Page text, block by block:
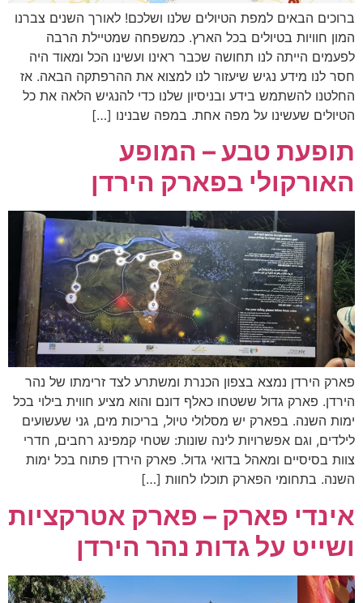
ברוכים הבאים למפת הטיולים שלנו ושלכם! לאורך השנים צברנו
המון חוויות בטיולים בכל הארץ. כמשפחה שמטיילת הרבה
לפעמים הייתה לנו תחושה שכבר ראינו ועשינו הכל ומאוד היה
חסר לנו מידע נגיש שיעזור לנו למצוא את ההרפתקה הבאה. אז
החלטנו להשתמש בידע ובניסיון שלנו כדי להנגיש הלאה את כל
הטיולים שעשינו על מפה אחת. במפה שבנינו […]
תופעת טבע – המופע
האורקולי בפארק הירדן
פארק הירדן נמצא בצפון הכנרת ומשתרע לצד זרימתו של נהר
הירדן. פארק גדול ששטחו כאלף דונם והוא מציע חווית בילוי בכל
ימות השנה. בפארק יש מסלולי טיול, בריכות מים, גני שעשועים
לילדים, וגם אפשרויות לינה שונות: שטחי קמפינג רחבים, חדרי
צוות בסיסיים ומאהל בדואי גדול. פארק הירדן פתוח בכל ימות
השנה. בתחומי הפארק תוכלו לחוות […]
אינדי פארק – פארק אטרקציות
ושייט על גדות נהר הירדן